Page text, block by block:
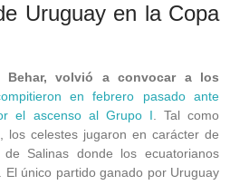
Uruguay en la Copa
Behar, volvió a convocar a los
en febrero pasado ante
el ascenso al Grupo I . Tal como
los celestes jugaron en carácter de
Salinas donde los ecuatorianos
único partido ganado por Uruguay